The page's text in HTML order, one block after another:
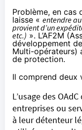
Problème, en cas
laisse « entendre
provient d’un
etc.) ». L’AF2M
développement
Multi-opérateurs)
de protection.
Il comprend deux
L’usage des
entreprises ou
à leur détenteur